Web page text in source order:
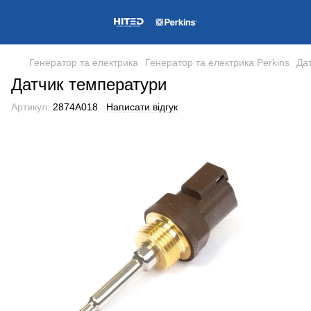
Генератор та електрика Генератор та електрика Perkins
Датчик температури
Артикул: 2874A018 Написати відгук